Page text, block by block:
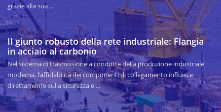
grazie alla sua ...
Il giunto robusto della rete industriale: Flangia
in acciaio al carbonio
Nel sistema di trasmissione a condotte della produzione industriale
moderna, l’affidabilità dei componenti di collegamento influisce
direttamente sulla sicurezza e ...